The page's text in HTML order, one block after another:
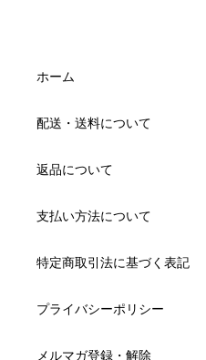
ホーム
配送・送料について
返品について
支払い方法について
特定商取引法に基づく表記
プライバシーポリシー
メルマガ登録・解除